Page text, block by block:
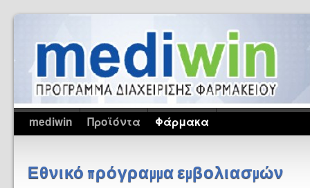
mediwin Προϊόντα Φάρμακα
Εθνικό πρόγραμμα εμβολιασμών